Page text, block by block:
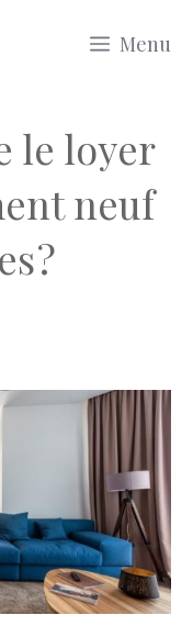
Menu
le loyer
neuf
?